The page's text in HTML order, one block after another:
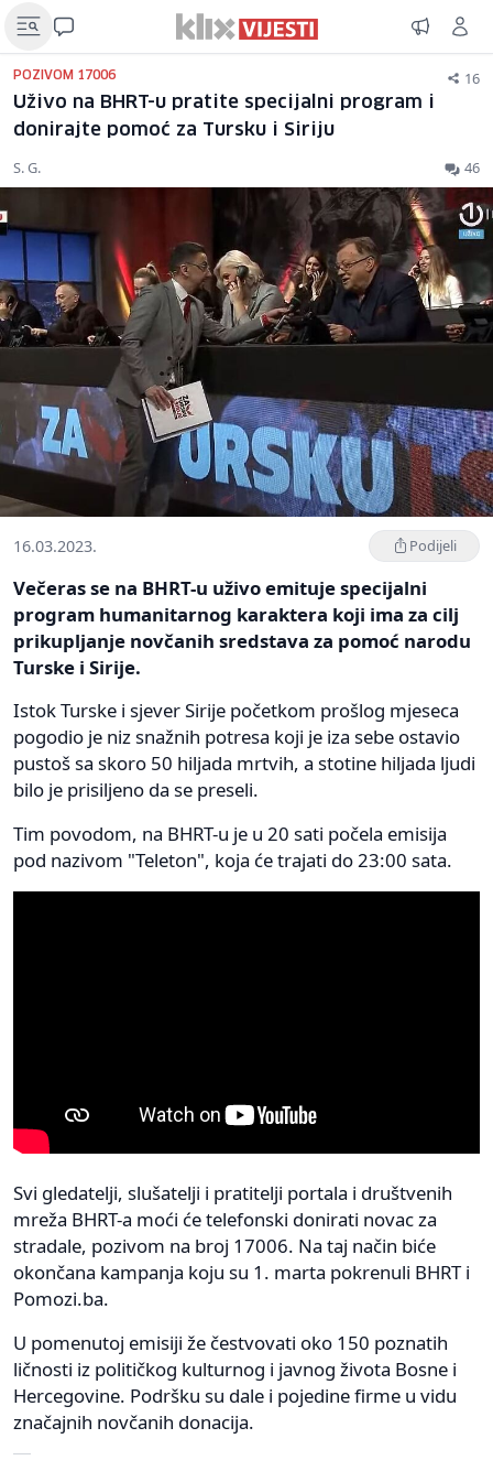
POZIVOM 17006 16
Uživo na BHRT-u pratite specijalni program i
donirajte pomoć za Tursku i Siriju
S. G. 46
16.03.2023. Podijeli
Večeras se na BHRT-u uživo emituje specijalni
program humanitarnog karaktera koji ima za cilj
prikupljanje novčanih sredstava za pomoć narodu
Turske i Sirije.
Istok Turske i sjever Sirije početkom prošlog mjeseca
pogodio je niz snažnih potresa koji je iza sebe ostavio
pustoš sa skoro 50 hiljada mrtvih, a stotine hiljada ljudi
bilo je prisiljeno da se preseli.
Tim povodom, na BHRT-u je u 20 sati počela emisija
pod nazivom "Teleton", koja će trajati do 23:00 sata.
Svi gledatelji, slušatelji i pratitelji portala i društvenih
mreža BHRT-a moći će telefonski donirati novac za
stradale, pozivom na broj 17006. Na taj način biće
okončana kampanja koju su 1. marta pokrenuli BHRT i
Pomozi.ba.
U pomenutoj emisiji že čestvovati oko 150 poznatih
ličnosti iz političkog kulturnog i javnog života Bosne i
Hercegovine. Podršku su dale i pojedine firme u vidu
značajnih novčanih donacija.